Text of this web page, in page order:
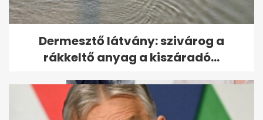
Újra kánikula jön: kedden akár
38 fok, eső továbbra sem...
Dermesztő látvány: szivárog a
rákkeltő anyag a kiszáradó...